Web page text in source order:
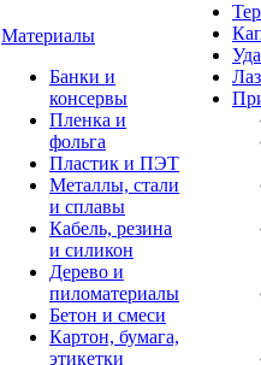
Материалы
Банки и
консервы
Пленка и
фольга
Пластик и ПЭТ
Металлы, стали
и сплавы
Кабель, резина
и силикон
Дерево и
пиломатериалы
Бетон и смеси
Картон, бумага,
этикетки